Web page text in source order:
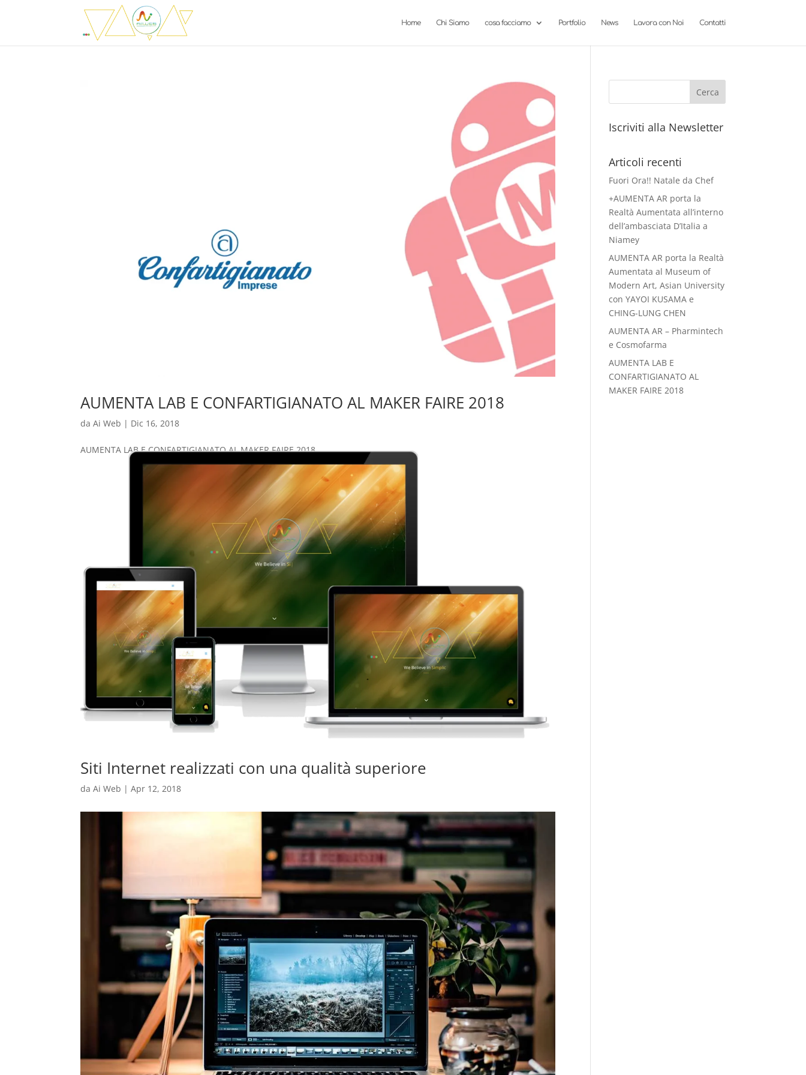
Home Chi Siamo cosa facciamo Portfolio News Lavora con Noi Contatti
AUMENTA LAB E CONFARTIGIANATO AL MAKER FAIRE 2018
daAi Web | Dic 16, 2018
AUMENTA LAB E CONFARTIGIANATO AL MAKER FAIRE 2018
Siti Internet realizzati con una qualità superiore
daAi Web |Apr 12, 2018
Siti internet responsive e con le migliori tecnologie Realizziamo siti internet per la tua azienda di qualsiasi tipologia:
dall’Informazione (Giornali, Agenzie di Comunicazione, Case Editrici, Agenzie Creative, Giornalisti e Freelance) fino
Iscriviti alla Newsletter
Articoli recenti
Fuori Ora!! Natale da Chef
+AUMENTA AR porta la
Realtà Aumentata all’interno
dell’ambasciata D’Italia a
Niamey
AUMENTA AR porta la Realtà
Aumentata al Museum of
Modern Art, Asian University
con YAYOI KUSAMA e
CHING-LUNG CHEN
AUMENTA AR – Pharmintech
e Cosmofarma
AUMENTA LAB E
CONFARTIGIANATO AL
MAKER FAIRE 2018